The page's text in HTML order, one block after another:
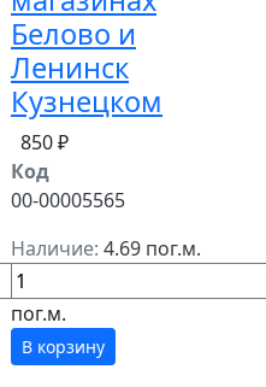
Белово и
Ленинск
Кузнецком
850 ₽
Код
00-00005565
Наличие: 4.69 пог.м.
пог.м.
В корзину